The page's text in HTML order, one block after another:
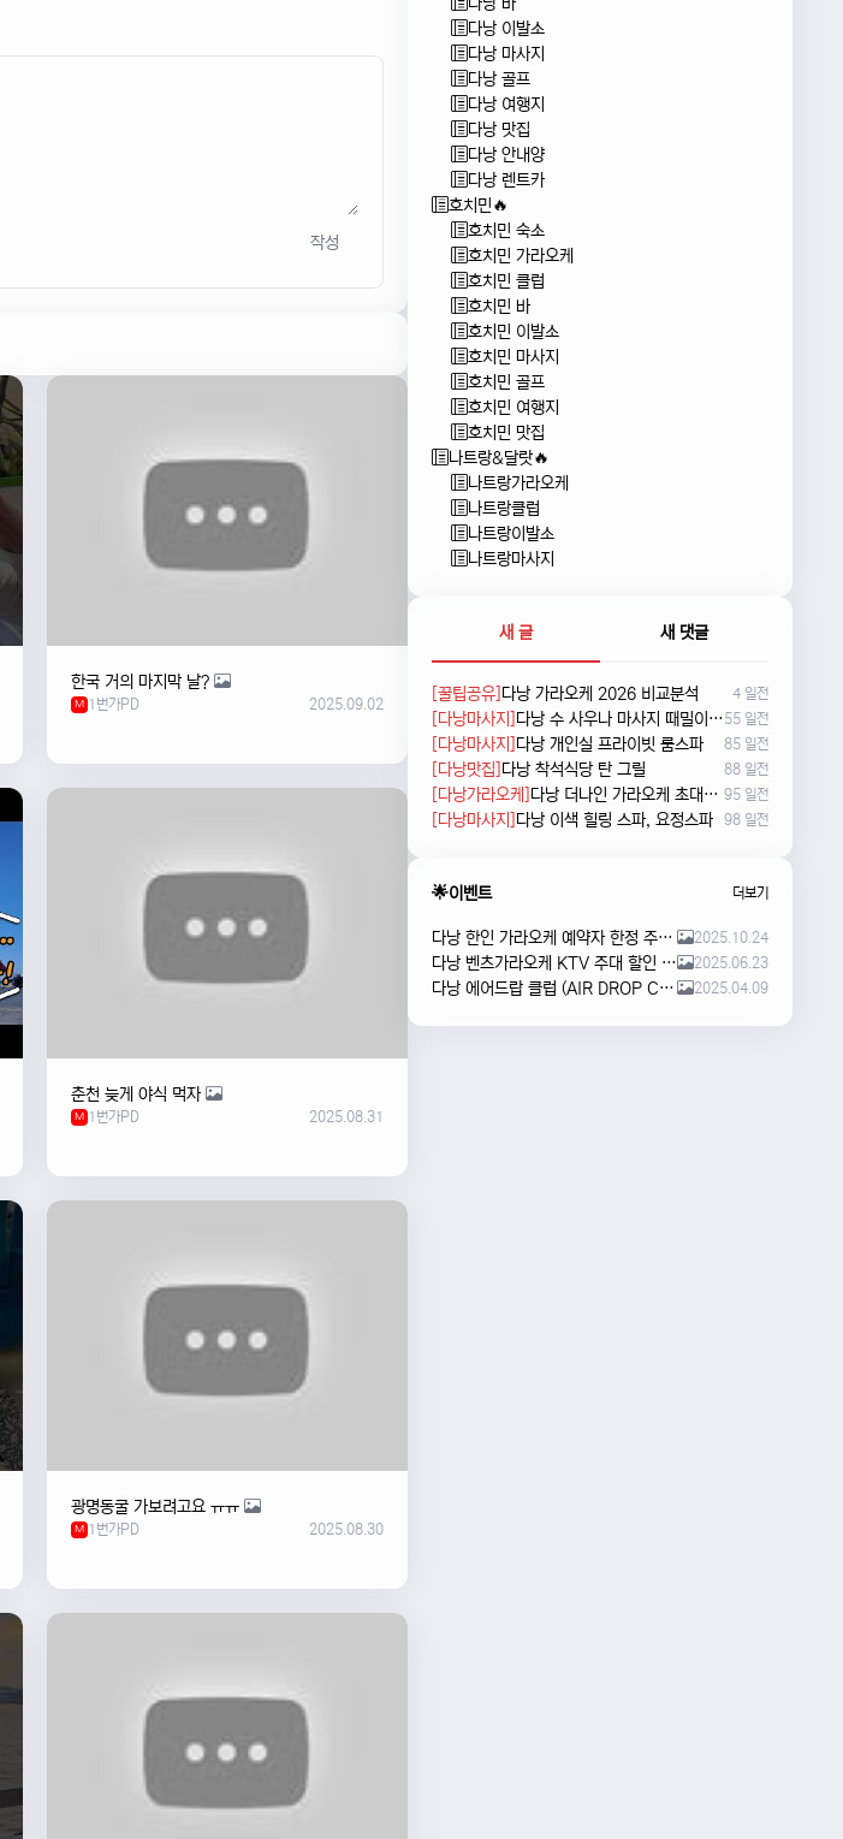
작성
한국 거의 마지막 날?
M 1번가PD 2025.09.02
춘천 늦게 야식 먹자
M 1번가PD 2025.08.31
광명동굴 가보려고요 ㅠㅠ
M 1번가PD 2025.08.30
다낭 이발소
다낭 마사지
다낭 골프
다낭 여행지
다낭 맛집
다낭 안내양
다낭 렌트카
호치민🔥
호치민 숙소
호치민 가라오케
호치민 클럽
호치민 바
호치민 이발소
호치민 마사지
호치민 골프
호치민 여행지
호치민 맛집
나트랑&달랏🔥
나트랑가라오케
나트랑클럽
나트랑이발소
나트랑마사지
새 글 새 댓글
[꿀팁공유] 다낭 가라오케 2026 비교분석 4 일전
[다낭마사지] 다낭 수 사우나 마사지 때밀이 및 누루 예약방법 55 일전
[다낭마사지] 다낭 개인실 프라이빗 룸스파 85 일전
[다낭맛집] 다낭 착석식당 탄 그릴 88 일전
[다낭가라오케] 다낭 더나인 가라오케 초대형 신상 karaoke 95 일전
[다낭마사지] 다낭 이색 힐링 스파, 요정스파 98 일전
🌟이벤트 더보기
다낭 한인 가라오케 예약자 한정 주류 이벤트 안내 2025.10.24
다낭 벤츠가라오케 KTV 주대 할인 해피아워 이벤트 2025.06.23
다낭 에어드랍 클럽 (AIR DROP CLUB) 오픈 이벤트!! 2025.04.09